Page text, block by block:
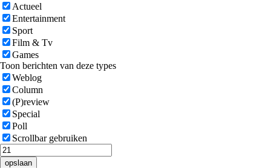
Actueel
Entertainment
Sport
Film & Tv
Games
Toon berichten van deze types
Weblog
Column
(P)review
Special
Poll
Scrollbar gebruiken
opslaan